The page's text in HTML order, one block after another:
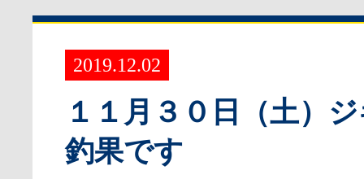
2019.12.02
１１月３０日（土）
釣果です